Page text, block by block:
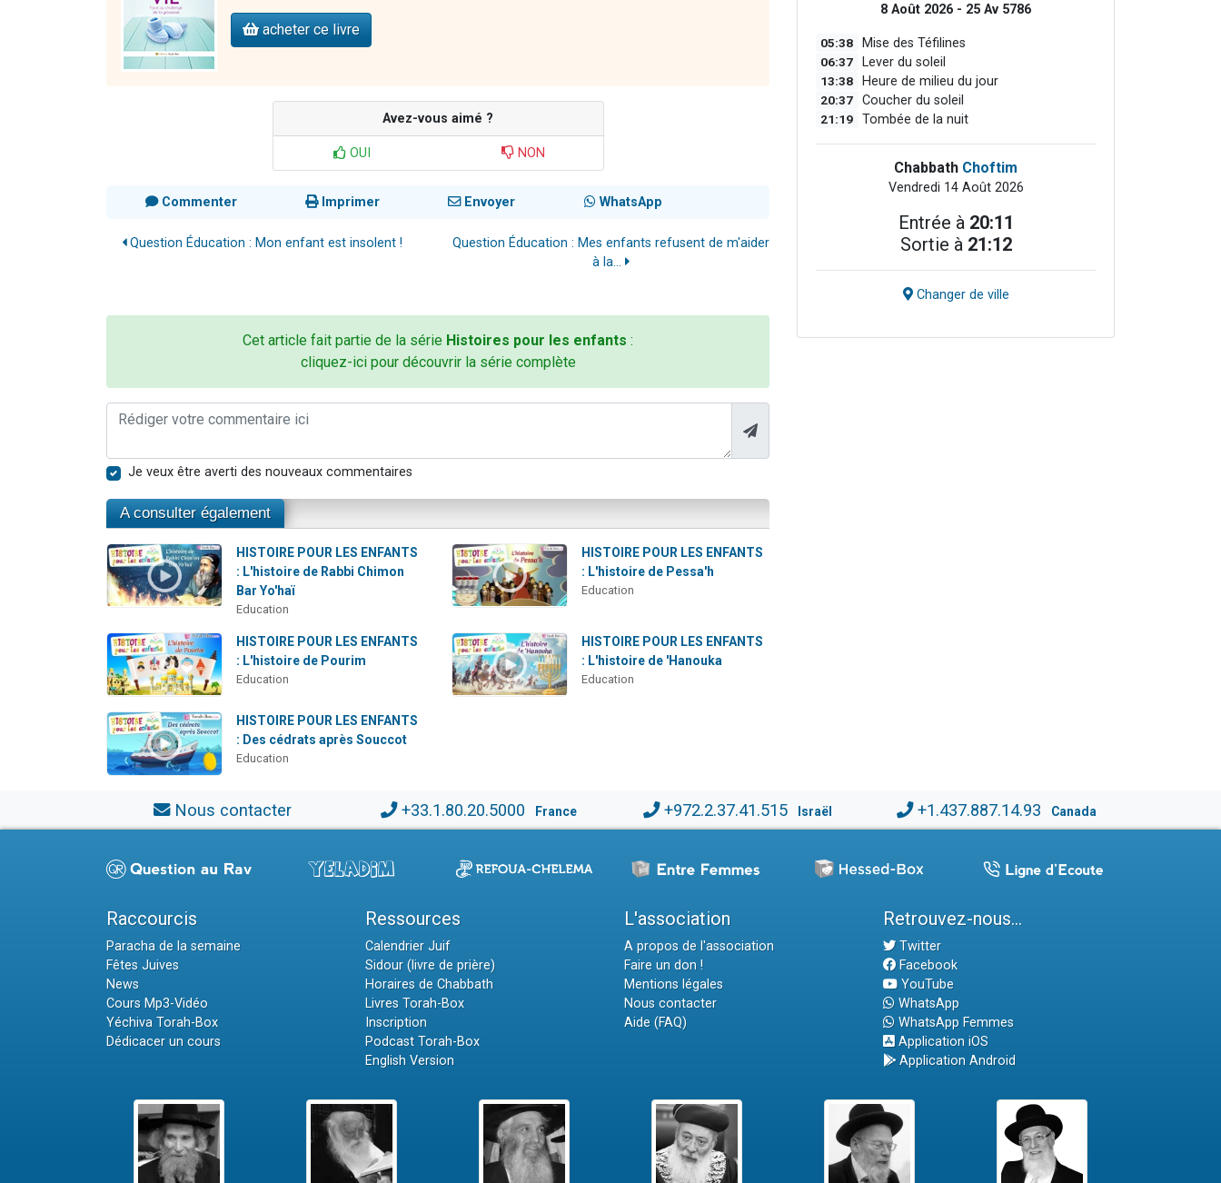
acheter ce livre
Avez-vous aimé ?
OUI NON
Commenter Imprimer Envoyer WhatsApp
Question Éducation : Mon enfant est insolent !
Question Éducation : Mes enfants refusent de m'aider
à la...
Cet article fait partie de la série Histoires pour les enfants :
cliquez-ici pour découvrir la série complète
Je veux être averti des nouveaux commentaires
A consulter également
HISTOIRE POUR LES ENFANTS
: L'histoire de Rabbi Chimon
Bar Yo'haï
Education
HISTOIRE POUR LES ENFANTS
: L'histoire de Pessa'h
Education
HISTOIRE POUR LES ENFANTS
: L'histoire de Pourim
Education
HISTOIRE POUR LES ENFANTS
: L'histoire de 'Hanouka
Education
HISTOIRE POUR LES ENFANTS
: Des cédrats après Souccot
Education
8 Août 2026 - 25 Av 5786
05:38 Mise des Téfilines
06:37 Lever du soleil
13:38 Heure de milieu du jour
20:37 Coucher du soleil
21:19 Tombée de la nuit
Chabbath Choftim
Vendredi 14 Août 2026
Entrée à 20:11
Sortie à 21:12
Changer de ville
Nous contacter +33.1.80.20.5000 France +972.2.37.41.515 Israël +1.437.887.14.93 Canada
Raccourcis
Paracha de la semaine
Fêtes Juives
News
Cours Mp3-Vidéo
Yéchiva Torah-Box
Dédicacer un cours
Ressources
Calendrier Juif
Sidour (livre de prière)
Horaires de Chabbath
Livres Torah-Box
Inscription
Podcast Torah-Box
English Version
L'association
A propos de l'association
Faire un don !
Mentions légales
Nous contacter
Aide (FAQ)
Retrouvez-nous...
Twitter
Facebook
YouTube
WhatsApp
WhatsApp Femmes
Application iOS
Application Android